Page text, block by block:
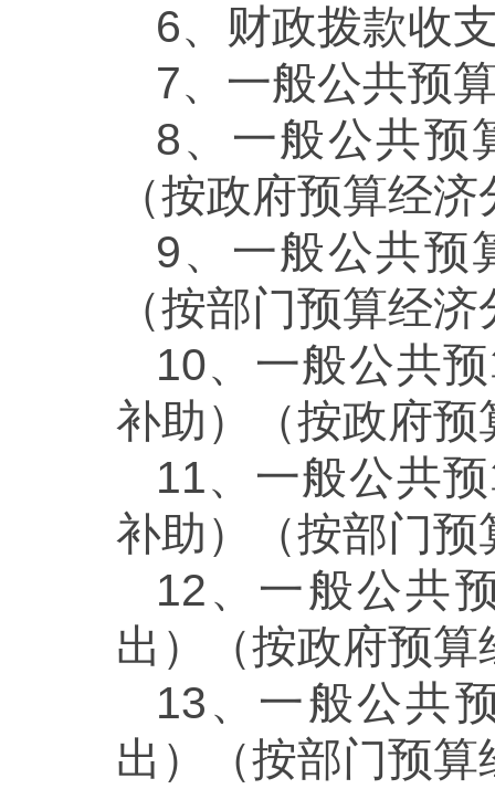
6、财政拨款收
7、一般公共预
8、一般公共预
（按政府预算经
9、一般公共预
（按部门预算经
10、一般公共
补助）（按政府预
11、一般公共
补助）（按部门预
12、一般公共
出）（按政府预算
13、一般公共
出）（按部门预算